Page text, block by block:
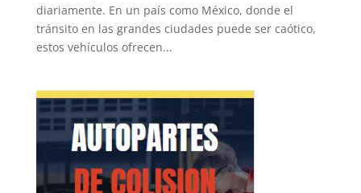
diariamente. En un país como México, donde el
tránsito en las grandes ciudades puede ser caótico,
estos vehículos ofrecen...